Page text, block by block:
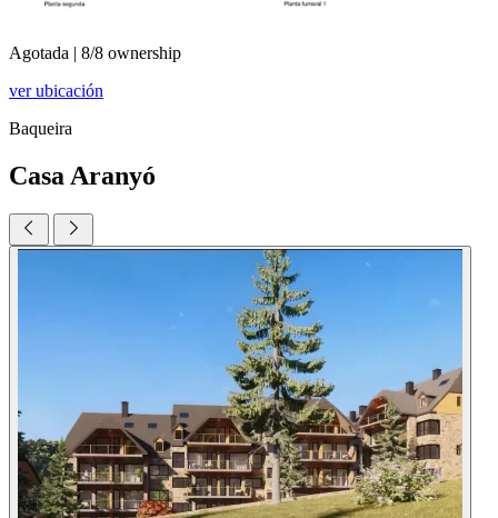
Agotada | 8/8 ownership
ver ubicación
Baqueira
Casa Aranyó